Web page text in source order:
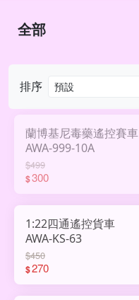
排序
蘭博基尼毒藥遙控賽車
AWA-999-10A
$499
$300
1:22四通遙控貨車
AWA-KS-63
$450
$270
全部